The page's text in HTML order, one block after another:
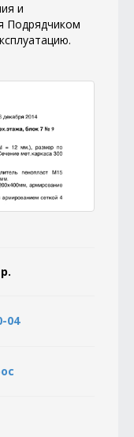
и
Подрядчиком
04